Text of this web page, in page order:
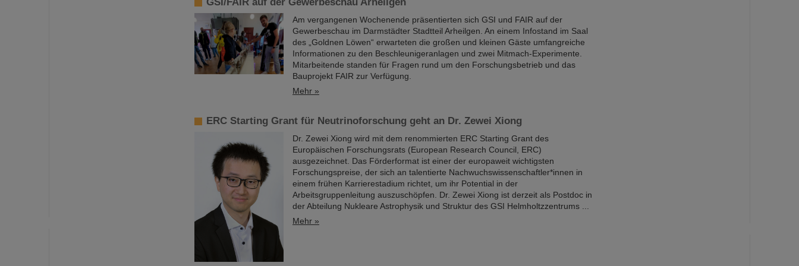
Am vergangenen Wochenende präsentierten sich GSI und FAIR auf der
Gewerbeschau im Darmstädter Stadtteil Arheilgen. An einem Infostand im Saal
des „Goldnen Löwen“ erwarteten die großen und kleinen Gäste umfangreiche
Informationen zu den Beschleunigeranlagen und zwei Mitmach-Experimente.
Mitarbeitende standen für Fragen rund um den Forschungsbetrieb und das
Bauprojekt FAIR zur Verfügung.
Mehr »
ERC Starting Grant für Neutrinoforschung geht an Dr. Zewei Xiong
Dr. Zewei Xiong wird mit dem renommierten ERC Starting Grant des
Europäischen Forschungsrats (European Research Council, ERC)
ausgezeichnet. Das Förderformat ist einer der europaweit wichtigsten
Forschungspreise, der sich an talentierte Nachwuchswissenschaftler*innen in
einem frühen Karrierestadium richtet, um ihr Potential in der
Arbeitsgruppenleitung auszuschöpfen. Dr. Zewei Xiong ist derzeit als Postdoc in
der Abteilung Nukleare Astrophysik und Struktur des GSI Helmholtzzentrums ...
Mehr »